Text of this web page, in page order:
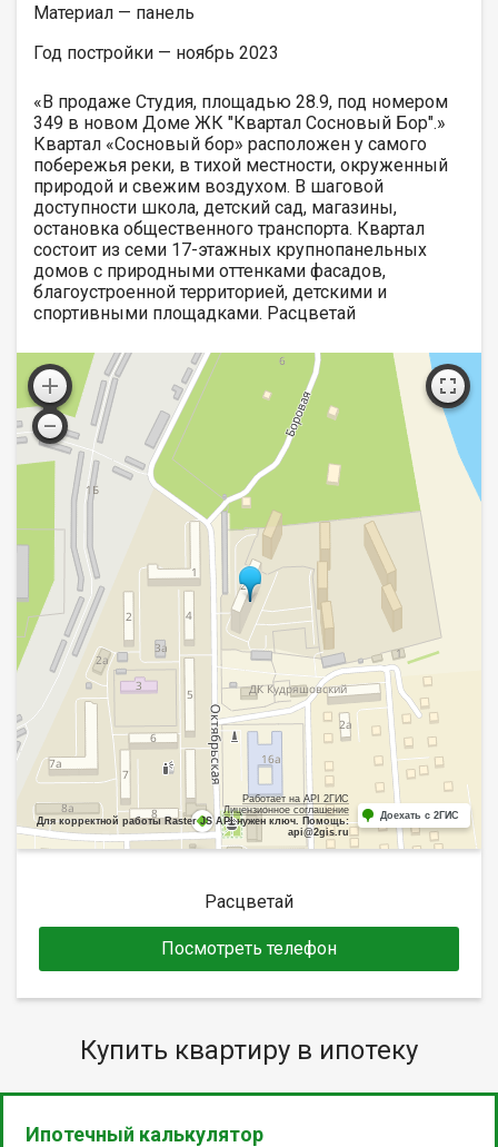
Материал — панель
Год постройки — ноябрь 2023
«В продаже Студия, площадью 28.9, под номером
349 в новом Доме ЖК "Квартал Сосновый Бор".»
Квартал «Сосновый бор» расположен у самого
побережья реки, в тихой местности, окруженный
природой и свежим воздухом. В шаговой
доступности школа, детский сад, магазины,
остановка общественного транспорта. Квартал
состоит из семи 17-этажных крупнопанельных
домов с природными оттенками фасадов,
благоустроенной территорией, детскими и
спортивными площадками. Расцветай
Работает на API 2ГИС
Лицензионное соглашение
Для корректной работы Raster JS API нужен ключ. Помощь:
api@2gis.ru
Доехать с 2ГИС
Расцветай
Посмотреть телефон
Купить квартиру в ипотеку
Ипотечный калькулятор